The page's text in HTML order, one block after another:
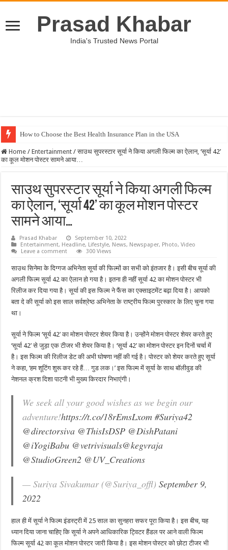
Prasad Khabar
India's Trusted News Portal
How to Choose the Best Health Insurance Plan in the USA
Home / Entertainment / साउथ सुपरस्टार सूर्या ने किया अगली फिल्म का ऐलान, ‘सूर्या 42’
का कूल मोशन पोस्टर सामने आया…
साउथ सुपरस्टार सूर्या ने किया अगली फिल्म
का ऐलान, ‘सूर्या 42’ का कूल मोशन पोस्टर
सामने आया…
Prasad Khabar
September 10, 2022
Entertainment, Headline, Lifestyle, News, Newspaper, Photo,Video
Leave a comment
300 Views
साउथ सिनेमा के दिग्गज अभिनेता सूर्या की फिल्मों का सभी को इंतजार है। इसी बीच सूर्या की
अगली फिल्म सूर्या 42 का ऐलान हो गया है। इतना ही नहीं सूर्या 42 का मोशन पोस्टर भी
रिलीज कर दिया गया है। सूर्या की इस फिल्म ने फैंस का एक्साइटमेंट बढ़ा दिया है। आपको
बता दे की सूर्या को इस साल सर्वश्रेष्ठ अभिनेता के राष्ट्रीय फिल्म पुरस्कार के लिए चुना गया
था।
सूर्या ने फिल्म ‘सूर्य 42’ का मोशन पोस्टर शेयर किया है। उन्होंने मोशन पोस्टर शेयर करते हुए
‘सूर्या 42’ से जुड़ा एक टीजर भी शेयर किया है। ‘सूर्या 42’ का मोशन पोस्टर इन दिनों चर्चा में
है। इस फिल्म की रिलीज डेट की अभी घोषणा नहीं की गई है। पोस्टर को शेयर करते हुए सूर्या
ने कहा, ‘हम शूटिंग शुरू कर रहे हैं… गुड लक।’ इस फिल्म में सूर्या के साथ बॉलीवुड की
नेशनल क्रश दिशा पाटनी भी मुख्य किरदार निभाएंगी।
We seek all your good wishes as we begin our
adventure!https://t.co/18rEmsLxom #Suriya42
@directorsiva @ThisIsDSP @DishPatani
@iYogiBabu @vetrivisuals@kegvraja
@StudioGreen2 @UV_Creations
— Suriya Sivakumar (@Suriya_offl)September 9,
2022
हाल ही में सूर्या ने फिल्म इंडस्ट्री में 25 साल का सुनहरा सफर पूरा किया है। इस बीच, यह
ध्यान दिया जाना चाहिए कि सूर्या ने अपने आधिकारिक ट्विटर हैंडल पर आने वाली फिल्म
फिल्म सूर्या 42 का कूल मोशन पोस्टर जारी किया है। इस मोशन पोस्टर को छोटा टीजर भी